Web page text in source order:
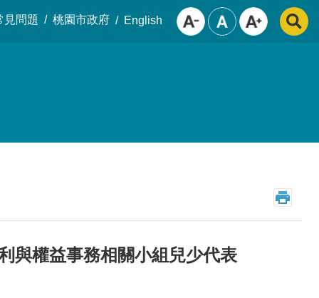
見問題 桃園市政府 English
與權益事務相關小組兒少代表